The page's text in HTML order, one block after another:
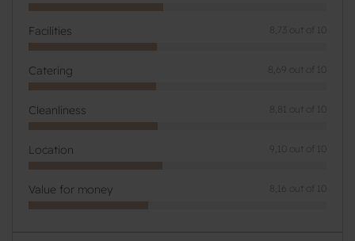
Facilities 8,73 out of 10
Catering 8,69 out of 10
Cleanliness 8,81 out of 10
Location 9,10 out of 10
Value for money 8,16 out of 10